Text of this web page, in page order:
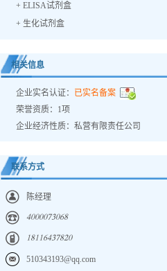
+ ELISA试剂盒
+ 生化试剂盒
相关信息
企业实名认证： 已实名备案
荣誉资质：1项
企业经济性质：私营有限责任公司
联系方式
陈经理
𐀗𐀐𐀐𐀐𐀐𐀔𐀏𐀐𐀕𐀒
𐀍𐀒𐀍𐀍𐀕𐀗𐀏𐀔𐀒𐀑𐀐
510343193@qq.com